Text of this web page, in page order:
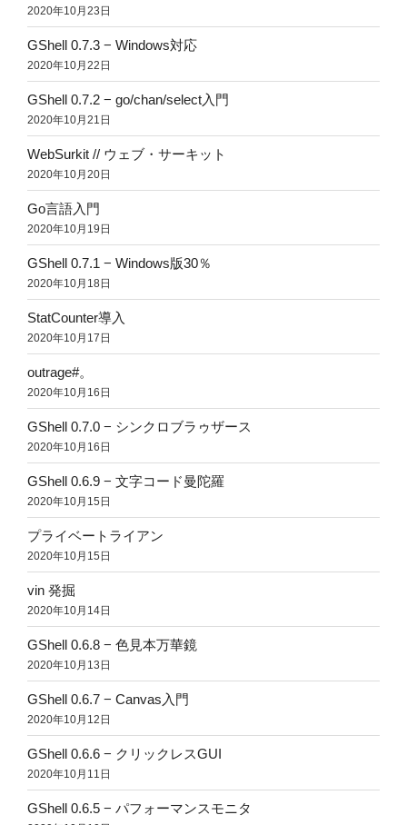
2020年10月23日
GShell 0.7.3 − Windows対応
2020年10月22日
GShell 0.7.2 − go/chan/select入門
2020年10月21日
WebSurkit // ウェブ・サーキット
2020年10月20日
Go言語入門
2020年10月19日
GShell 0.7.1 − Windows版30％
2020年10月18日
StatCounter導入
2020年10月17日
outrage#。
2020年10月16日
GShell 0.7.0 − シンクロブラゥザース
2020年10月16日
GShell 0.6.9 − 文字コード曼陀羅
2020年10月15日
プライベートライアン
2020年10月15日
vin 発掘
2020年10月14日
GShell 0.6.8 − 色見本万華鏡
2020年10月13日
GShell 0.6.7 − Canvas入門
2020年10月12日
GShell 0.6.6 − クリックレスGUI
2020年10月11日
GShell 0.6.5 − パフォーマンスモニタ